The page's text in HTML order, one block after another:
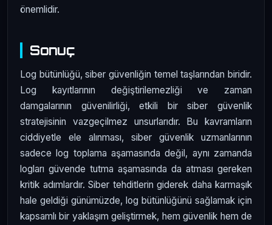
önemlidir.
Sonuç
Log bütünlüğü, siber güvenliğin temel taşlarından biridir.
Log kayıtlarının değiştirilemezliği ve zaman
damgalarının güvenilirliği, etkili bir siber güvenlik
stratejisinin vazgeçilmez unsurlarıdır. Bu kavramların
ciddiyetle ele alınması, siber güvenlik uzmanlarının
sadece log toplama aşamasında değil, aynı zamanda
logları güvende tutma aşamasında da atması gereken
kritik adımlardır. Siber tehditlerin giderek daha karmaşık
hale geldiği günümüzde, log bütünlüğünü sağlamak için
kapsamlı bir yaklaşım geliştirmek, hem güvenlik hem de